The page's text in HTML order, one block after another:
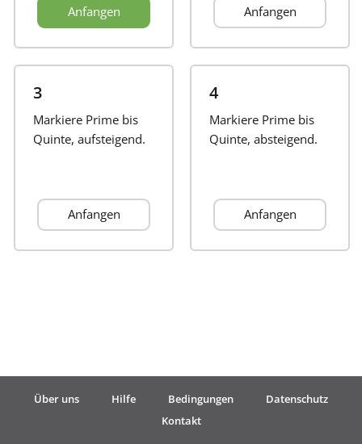
English
Español
Français
हिन्दी
Anfangen Anfangen
3
Markiere Prime bis
Quinte, aufsteigend.
Anfangen
4
Markiere Prime bis
Quinte, absteigend.
Anfangen
Über uns Hilfe Bedingungen
Datenschutz
Kontakt